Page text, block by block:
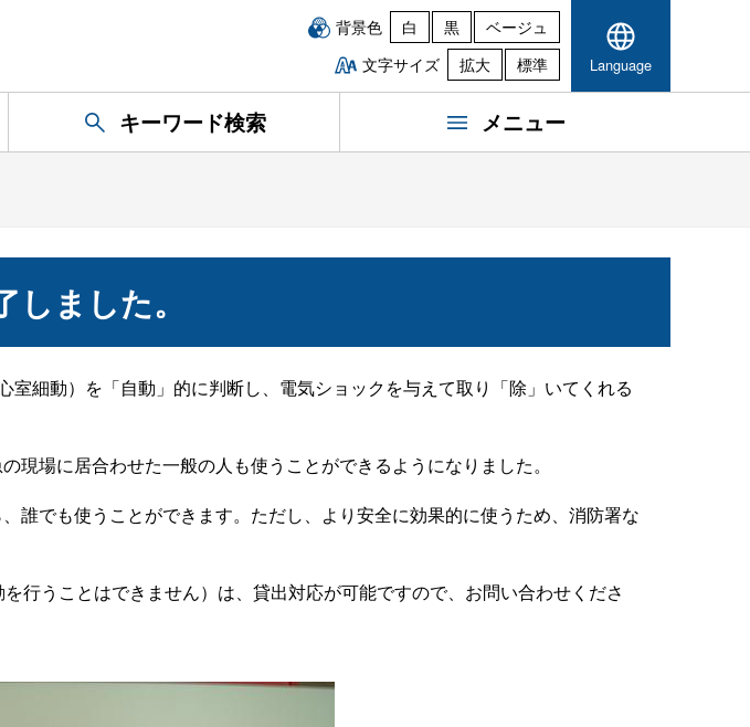
背景色 白 黒
ベージュ
文字サイズ
拡大 標準 Language
キーワード検索 メニュー
ました。
細動）を「自動」的に判断し、電気ショックを与えて取り「除」いてくれる
場に居合わせた一般の人も使うことができるようになりました。
誰でも使うことができます。ただし、より安全に効果的に使うため、消防署な
行うことはできません）は、貸出対応が可能ですので、お問い合わせくださ